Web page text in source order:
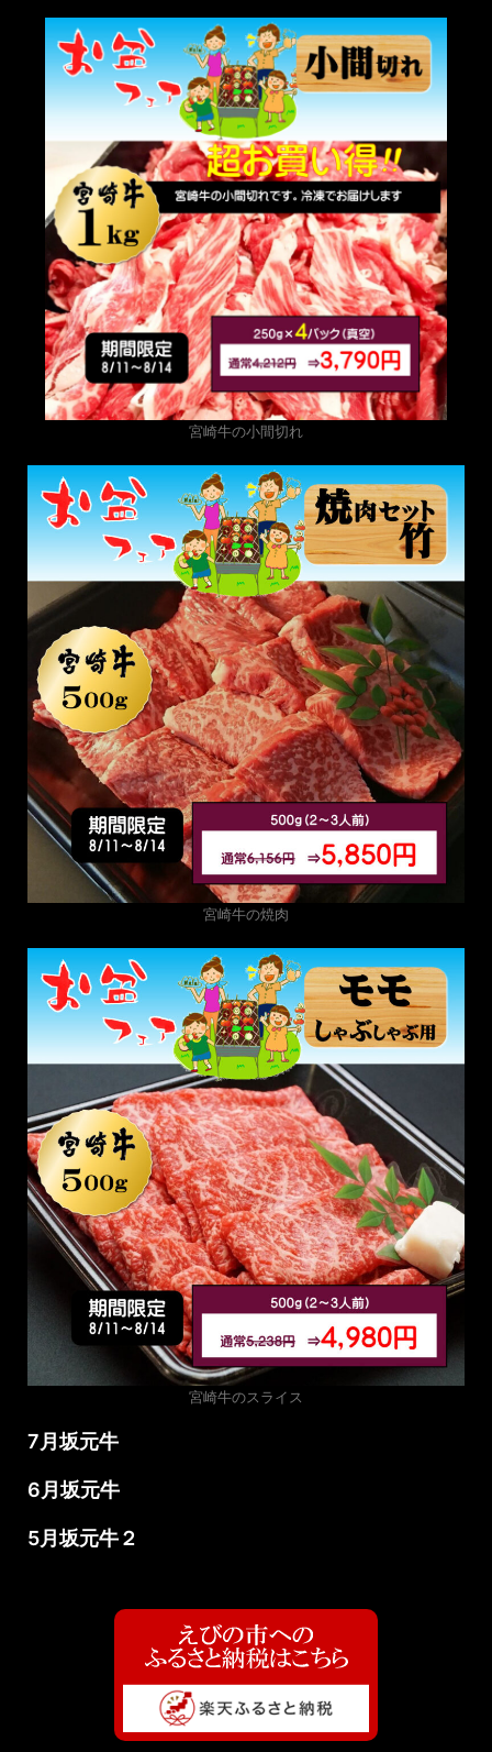
宮崎牛の小間切れ
宮崎牛の焼肉
宮崎牛のスライス
7月坂元牛
6月坂元牛
5月坂元牛２